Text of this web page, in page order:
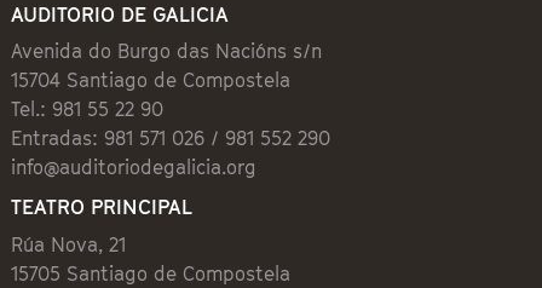
AUDITORIO DE GALICIA
Avenida do Burgo das Nacións s/n
15704 Santiago de Compostela
Tel.: 981 55 22 90
Entradas: 981 571 026 / 981 552 290
info@auditoriodegalicia.org
TEATRO PRINCIPAL
Rúa Nova, 21
15705 Santiago de Compostela